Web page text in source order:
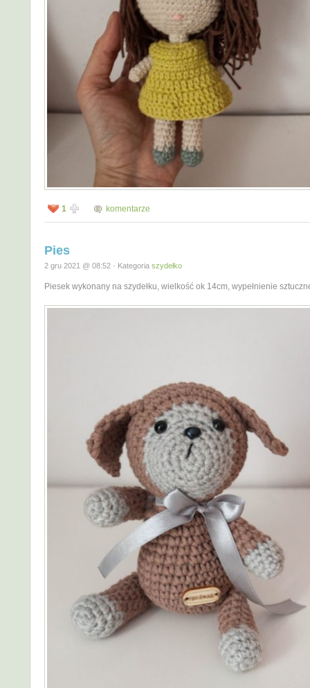
1 komentarze
Pies
2 gru 2021 @ 08:52 · Kategoria szydełko
Piesek wykonany na szydełku, wielkość ok 14cm, wypełnienie